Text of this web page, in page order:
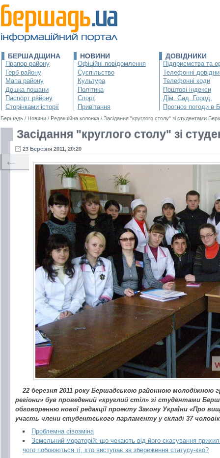
БЕРШАДЩИНА
Прапор району
Герб району
Мапа району
Дошка пошани
Паспорт району
Сторінками історії
НОВИНИ
Офіційні повідомлення
Суспільство
Культура
Політика
Спорт
Привітання
ДОВІДНИКИ
Підприємства та
Телефонні
Телефонні коди
Поштові індекси
Дім. Сад. Город.
Прогноз погоди в
Бершадь / Новини / Редакційна колонка / Засідання "круглого столу" зі студентами
Засідання "круглого столу" зі
23 Березня 2011, 20:20
22 березня 2011 року Бершадською районною молодіжною
регіони» був проведений «круглий стіл» зі студентами
обговоренню нової редакції проекту Закону України «Про
участь члени студентського парламенту у складі 37
Проблемна сівозміна
Земельний мораторій: що чекають від його скасування
чого побоюються ті, хто виступає за збереження статусу-кво?
←